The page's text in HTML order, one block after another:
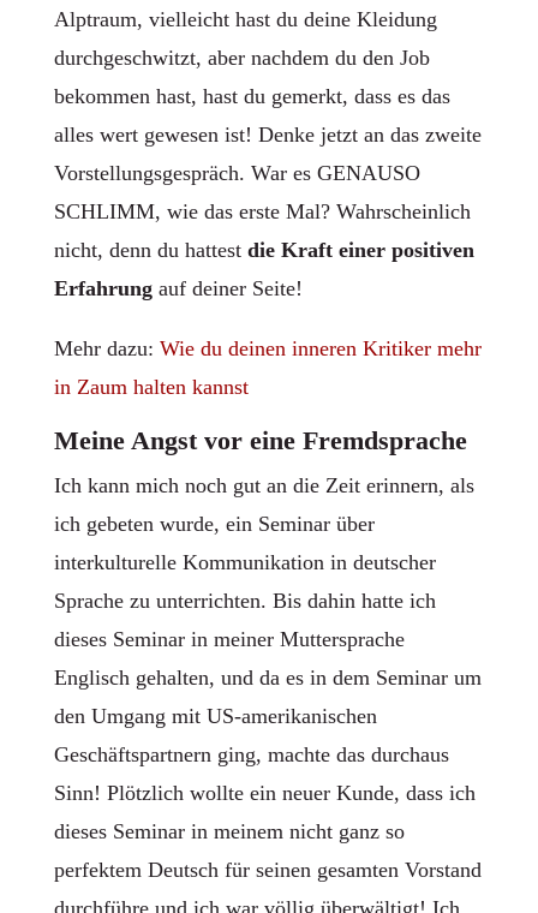
Alptraum, vielleicht hast du deine Kleidung
durchgeschwitzt, aber nachdem du den Job
bekommen hast, hast du gemerkt, dass es das
alles wert gewesen ist! Denke jetzt an das zweite
Vorstellungsgespräch. War es GENAUSO
SCHLIMM, wie das erste Mal? Wahrscheinlich
nicht, denn du hattest die Kraft einer positiven
Erfahrungauf deiner Seite!
Mehr dazu: Wie du deinen inneren Kritiker mehr
in Zaum halten kannst
Meine Angst vor eine Fremdsprache
Ich kann mich noch gut an die Zeit erinnern, als
ich gebeten wurde, ein Seminar über
interkulturelle Kommunikation in deutscher
Sprache zu unterrichten. Bis dahin hatte ich
dieses Seminar in meiner Muttersprache
Englisch gehalten, und da es in dem Seminar um
den Umgang mit US-amerikanischen
Geschäftspartnern ging, machte das durchaus
Sinn! Plötzlich wollte ein neuer Kunde, dass ich
dieses Seminar in meinem nicht ganz so
perfektem Deutschfür seinen gesamten Vorstand
durchführe und ich war völlig überwältigt! Ich